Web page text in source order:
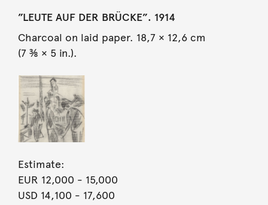
”LEUTE AUF DER BRÜCKE”. 1914
Charcoal on laid paper. 18,7 × 12,6 cm
(7 ⅜ × 5 in.).
Estimate:
EUR 12,000 - 15,000
USD 14,100 - 17,600